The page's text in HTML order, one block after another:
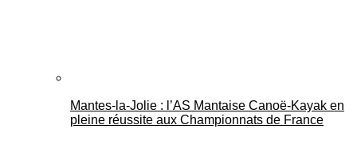
Mantes-la-Jolie : l’AS Mantaise Canoë‑Kayak en
pleine réussite aux Championnats de France